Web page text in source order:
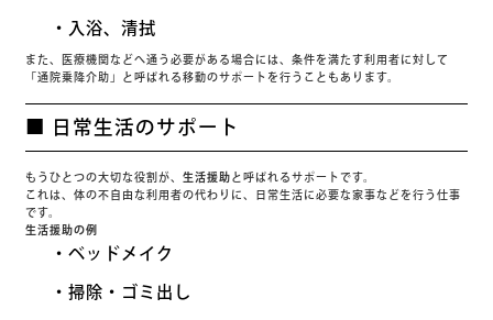
・入浴、清拭
また、医療機関などへ通う必要がある場合には、条件を満たす利用者に対して
「通院乗降介助」と呼ばれる移動のサポートを行うこともあります。
■ 日常生活のサポート
もうひとつの大切な役割が、生活援助 と呼ばれるサポートです。
これは、体の不自由な利用者の代わりに、日常生活に必要な家事などを行う仕事
です。
生活援助の例
・ベッドメイク
・掃除・ゴミ出し